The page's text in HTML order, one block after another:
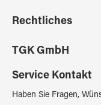
Rechtliches
TGK GmbH
Service Kontakt
Haben Sie Fragen,